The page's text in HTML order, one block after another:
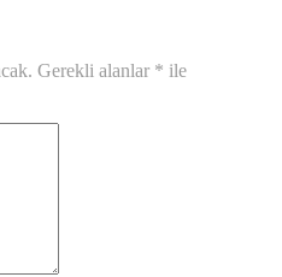
Gerekli alanlar * ile